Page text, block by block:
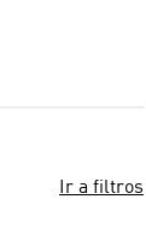
Ir a filtros